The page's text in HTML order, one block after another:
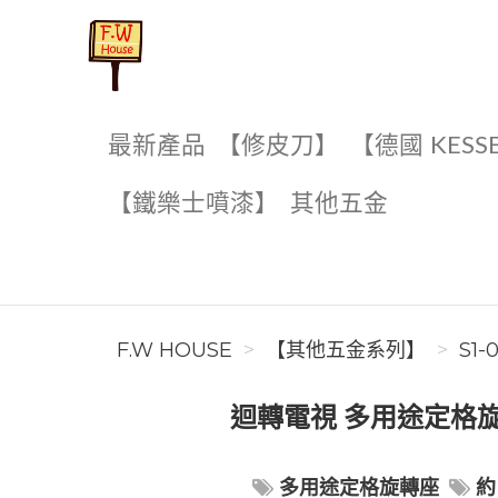
最新產品 【修皮刀】 【德國
【鐵樂士噴漆】 其他五金
F.W HOUSE 【其他五金系列】 S1-
迴轉電視 多用途定格
多用途定格旋轉座 約